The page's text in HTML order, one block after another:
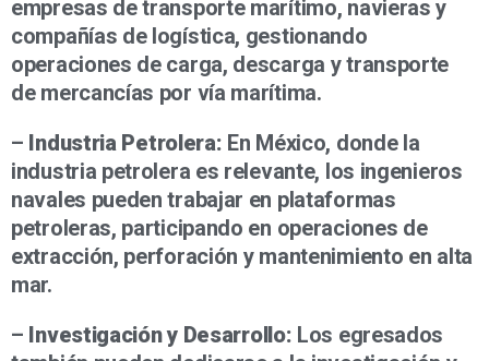
empresas de transporte marítimo, navieras y
compañías de logística, gestionando
operaciones de carga, descarga y transporte
de mercancías por vía marítima.
– Industria Petrolera: En México, donde la
industria petrolera es relevante, los ingenieros
navales pueden trabajar en plataformas
petroleras, participando en operaciones de
extracción, perforación y mantenimiento en alta
mar.
– Investigación y Desarrollo: Los egresados